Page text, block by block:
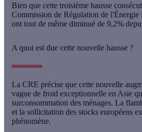
Bien que cette troisième hausse
Commission de Régulation de l'Énergie
ont tout de même diminué de 9,2%
A quoi est due cette nouvelle hausse ?
La CRE précise que cette nouvelle
vague de froid exceptionnelle en Asie
surconsommation des ménages. La
et la sollicitation des stocks européens
phénomène.